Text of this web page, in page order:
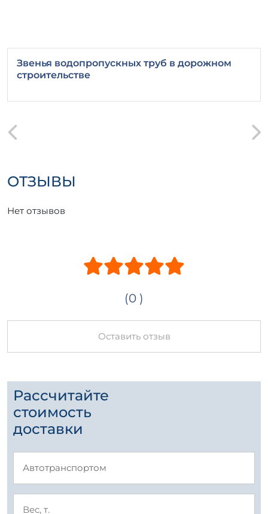
Звенья водопропускных труб в дорожном
строительстве
ОТЗЫВЫ
Нет отзывов
(0 )
Оставить отзыв
Рассчитайте
стоимость
доставки